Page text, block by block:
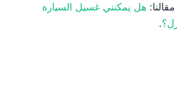
هل يمكنني غسيل السيارة
.